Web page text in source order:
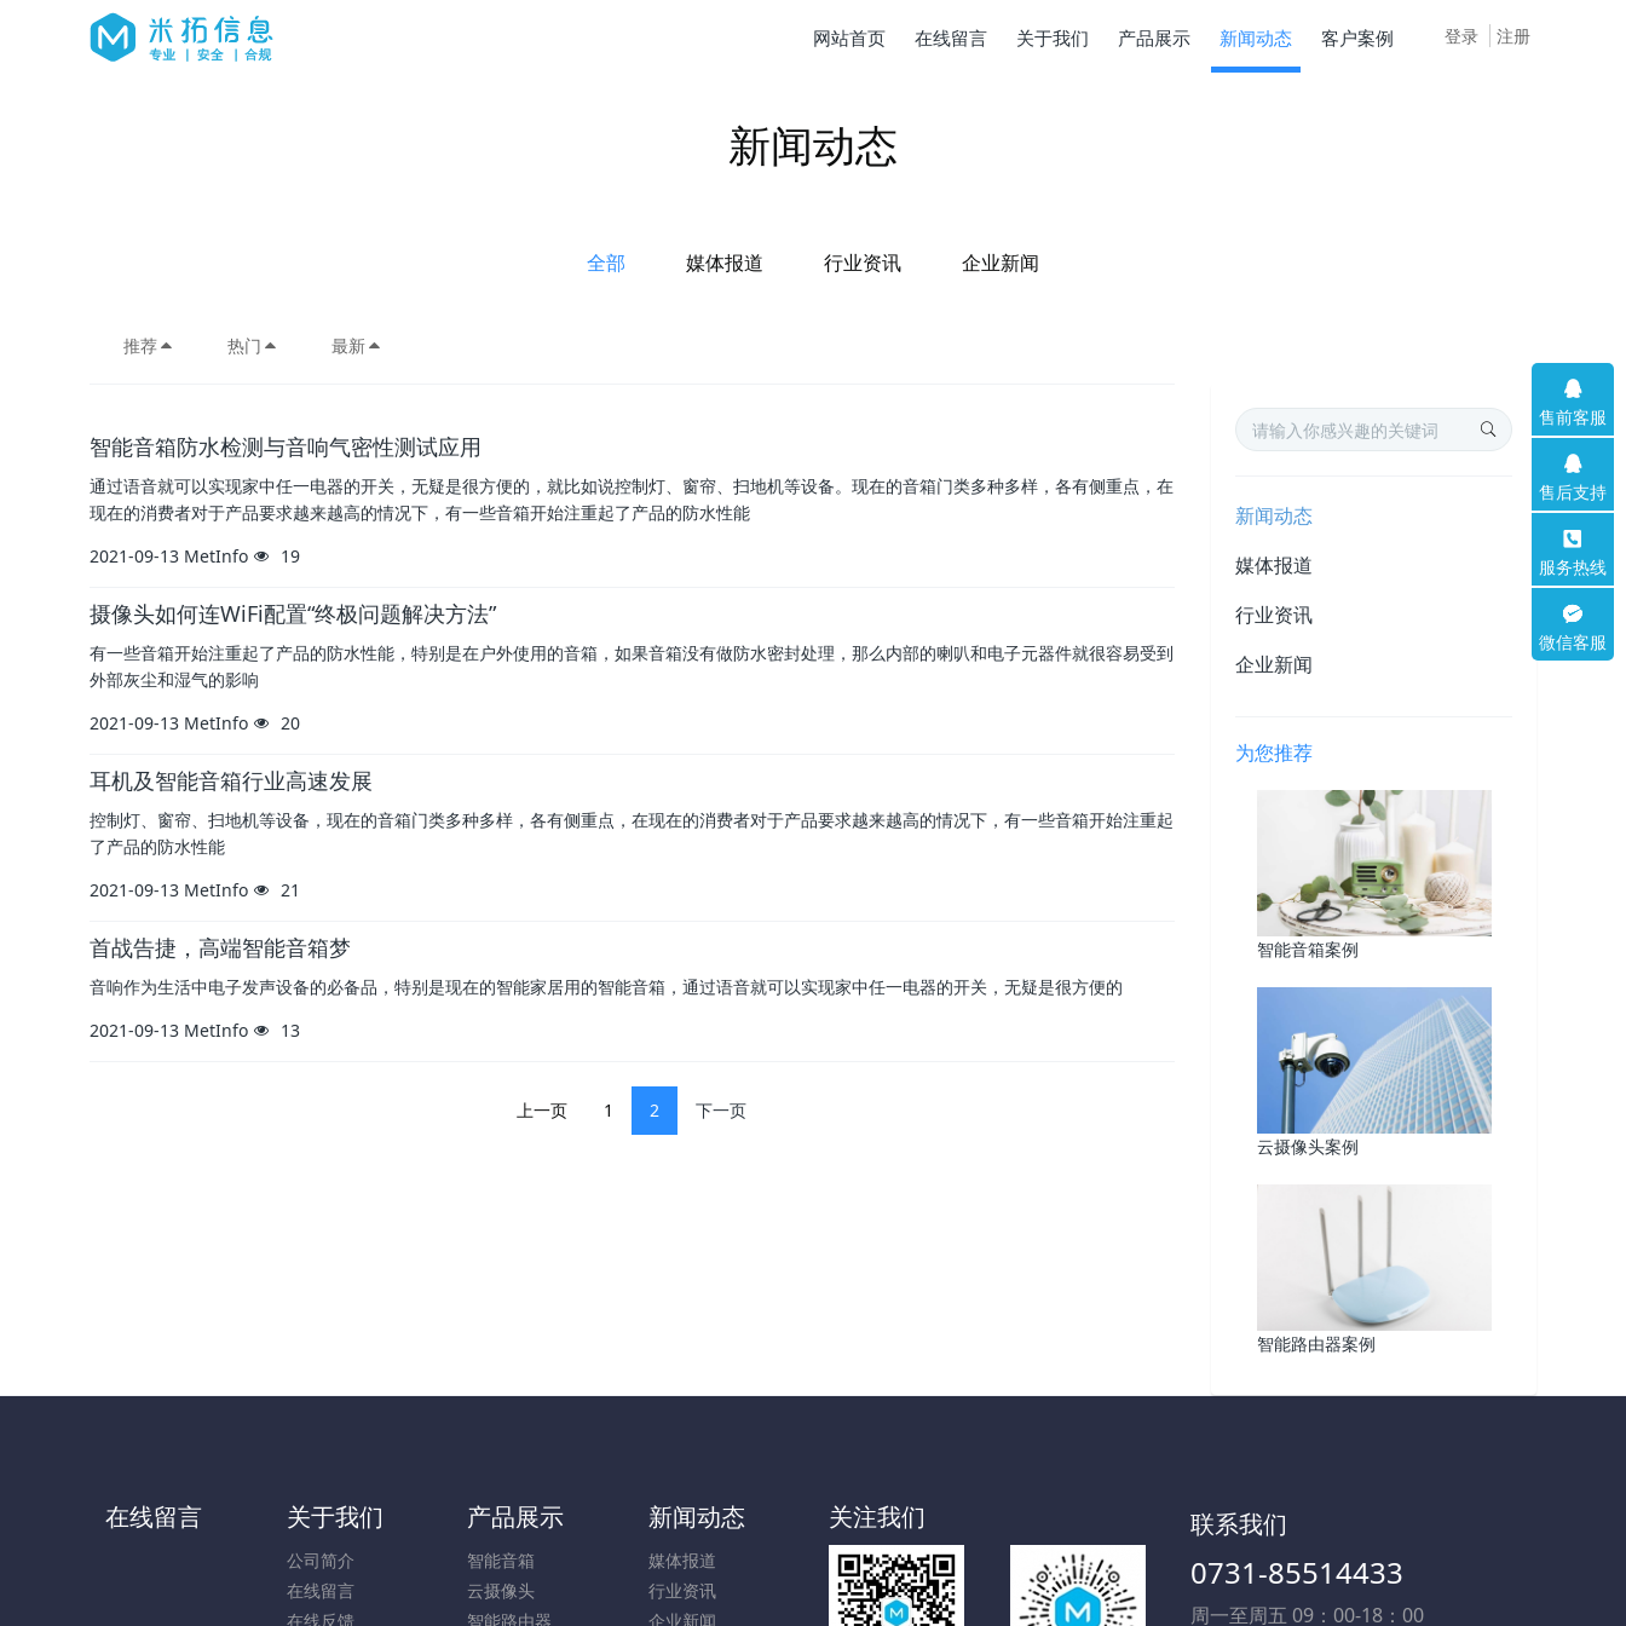
登录 注册
网站首页 在线留言 关于我们 产品展示 新闻动态 客户案例
新闻动态
全部 媒体报道 行业资讯 企业新闻
推荐 热门 最新
智能音箱防水检测与音响气密性测试应用
通过语音就可以实现家中任一电器的开关，无疑是很方便的，就比如说控制灯、窗帘、扫地机等设备。现在的音箱门类多种多样，各有侧重点，在
现在的消费者对于产品要求越来越高的情况下，有一些音箱开始注重起了产品的防水性能
2021-09-13 MetInfo 19
摄像头如何连WiFi配置“终极问题解决方法”
有一些音箱开始注重起了产品的防水性能，特别是在户外使用的音箱，如果音箱没有做防水密封处理，那么内部的喇叭和电子元器件就很容易受到
外部灰尘和湿气的影响
2021-09-13 MetInfo 20
耳机及智能音箱行业高速发展
控制灯、窗帘、扫地机等设备，现在的音箱门类多种多样，各有侧重点，在现在的消费者对于产品要求越来越高的情况下，有一些音箱开始注重起
了产品的防水性能
2021-09-13 MetInfo 21
首战告捷，高端智能音箱梦
音响作为生活中电子发声设备的必备品，特别是现在的智能家居用的智能音箱，通过语音就可以实现家中任一电器的开关，无疑是很方便的
2021-09-13 MetInfo 13
上一页 1 2 下一页
新闻动态
媒体报道
行业资讯
企业新闻
为您推荐
智能音箱案例
云摄像头案例
智能路由器案例
在线留言 关于我们
公司简介
在线留言
在线反馈
产品展示
智能音箱
云摄像头
智能路由器
新闻动态
媒体报道
行业资讯
企业新闻
关注我们 联系我们
0731-85514433
周一至周五 09：00-18：00
售前客服
售后支持
服务热线
微信客服